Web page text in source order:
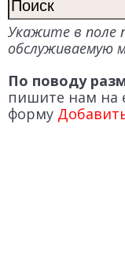
Укажите в поле
обслуживаемую
По поводу
пишите нам на
форму